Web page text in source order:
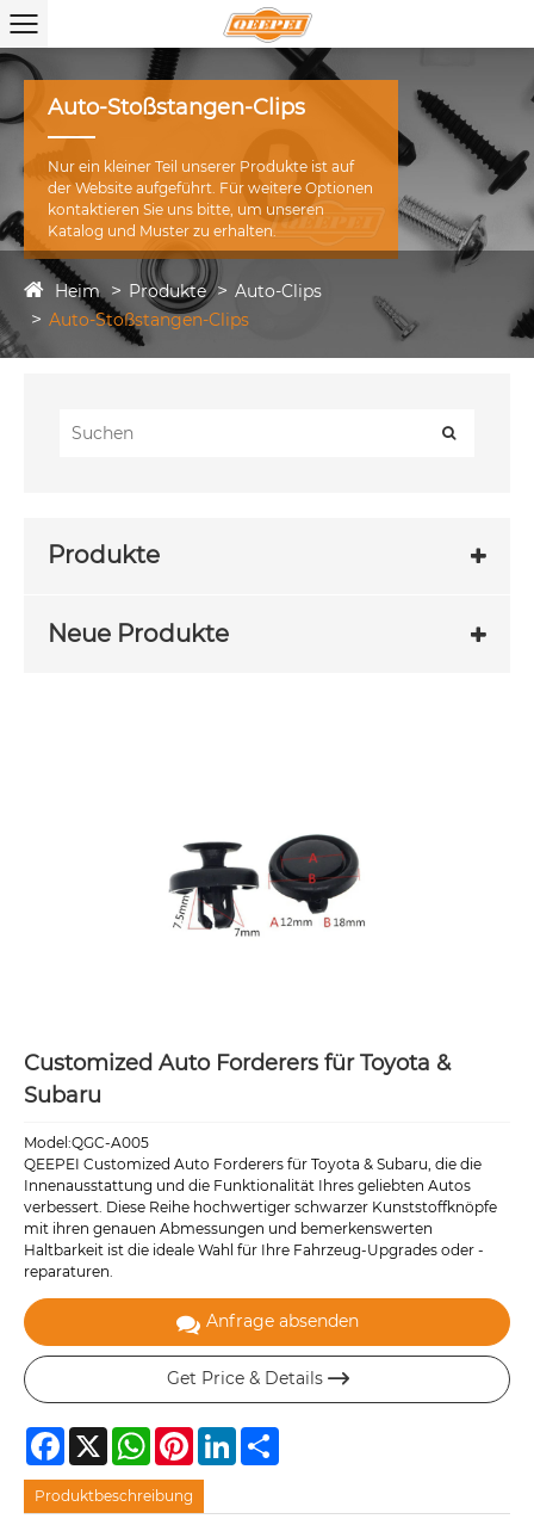
Auto-Stoßstangen-Clips
Nur ein kleiner Teil unserer Produkte ist auf
der Website aufgeführt. Für weitere Optionen
kontaktieren Sie uns bitte, um unseren
Katalog und Muster zu erhalten.
Heim Produkte
Auto-Clips
Auto-Stoßstangen-Clips
Produkte
Neue Produkte
Customized Auto Forderers für Toyota &
Subaru
Model:QGC-A005
QEEPEI Customized Auto Forderers für Toyota & Subaru, die die
Innenausstattung und die Funktionalität Ihres geliebten Autos
verbessert. Diese Reihe hochwertiger schwarzer Kunststoffknöpfe
mit ihren genauen Abmessungen und bemerkenswerten
Haltbarkeit ist die ideale Wahl für Ihre Fahrzeug-Upgrades oder -
reparaturen.
Anfrage absenden
Get Price & Details 
Facebook
X WhatsAppPinterestLinkedIn
Produktbeschreibung